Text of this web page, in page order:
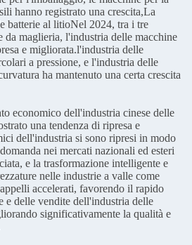
hanno registrato una crescita,La
batterie al litioNel 2024, tra i tre
maglieria, l'industria delle macchine
e migliorata.l'industria delle
a pressione, e l'industria delle
ha mantenuto una certa crescita
economico dell'industria cinese delle
una tendenza di ripresa e
dell'industria si sono ripresi in modo
nei mercati nazionali ed esteri
e la trasformazione intelligente e
nelle industrie a valle come
accelerati, favorendo il rapido
e delle vendite dell'industria delle
significativamente la qualità e